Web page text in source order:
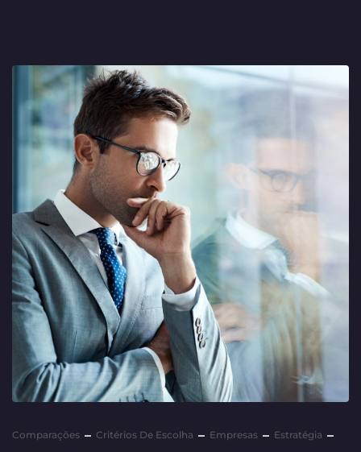
Comparações Critérios De Escolha Empresas
Estratégia